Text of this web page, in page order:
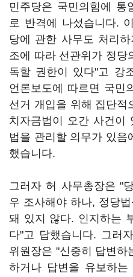
민주당은 국민의힘에 통
로 반격에 나섰습니다.
당에 관한 사무도 처리
조에 따라 선관위가 정당
독할 권한이 있다"고 강
언론보도에 따르면 국민
선거 개입을 위해 집단적
치자금법이 오간 사건이
법을 관리할 의무가 있음
했습니다.
그러자 허 사무총장은 "
우 조사해야 하나, 정당
돼 있지 않다. 인지하는
다"고 답했습니다. 그러
위원장은 "신중히 답변
하거나 답변을 유보하